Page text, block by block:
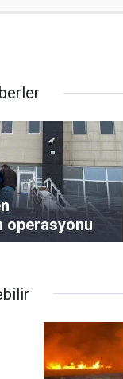
operasyonu